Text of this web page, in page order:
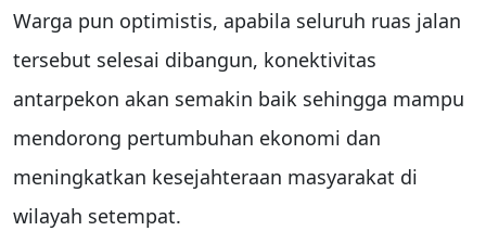
Warga pun optimistis, apabila seluruh ruas jalan
tersebut selesai dibangun, konektivitas
antarpekon akan semakin baik sehingga mampu
mendorong pertumbuhan ekonomi dan
meningkatkan kesejahteraan masyarakat di
wilayah setempat.